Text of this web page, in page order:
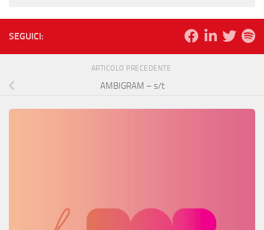
SEGUICI:
ARTICOLO PRECEDENTE
AMBIGRAM – s/t